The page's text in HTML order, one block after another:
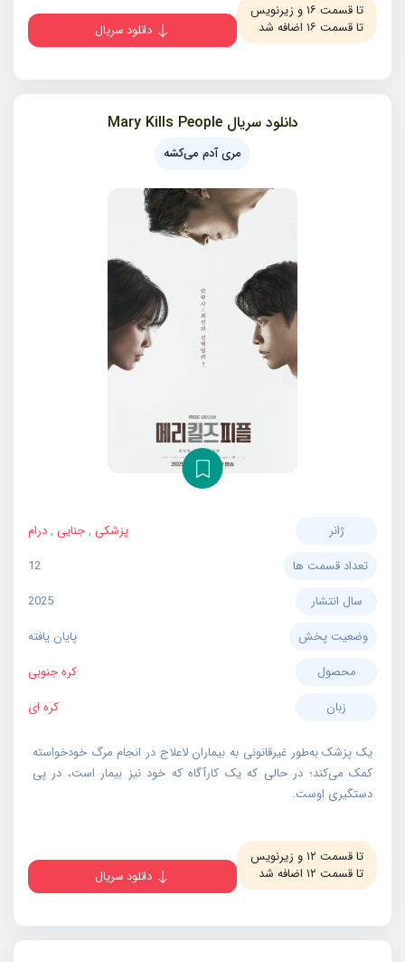
تا قسمت ۱۶ و زیرنویس
تا قسمت ۱۶ اضافه شد
دانلود سریال
دانلود سریال Mary Kills People
مری آدم می‌کشه
ژانر پزشکی ,جنایی ,درام
تعداد قسمت ها
12
سال انتشار
2025
وضعیت پخش
پایان یافته
محصول
کره جنوبی
زبان
کره ای
یک پزشک به‌طور غیرقانونی به بیماران لاعلاج در انجام مرگ خودخواسته
کمک می‌کند؛ در حالی که یک کارآگاه که خود نیز بیمار است، در پی
دستگیری اوست.
تا قسمت ۱۲ و زیرنویس
تا قسمت ۱۲ اضافه شد
دانلود سریال